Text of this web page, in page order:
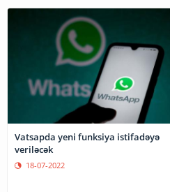
Vatsapda yeni funksiya istifadəyə
veriləcək
18-07-2022